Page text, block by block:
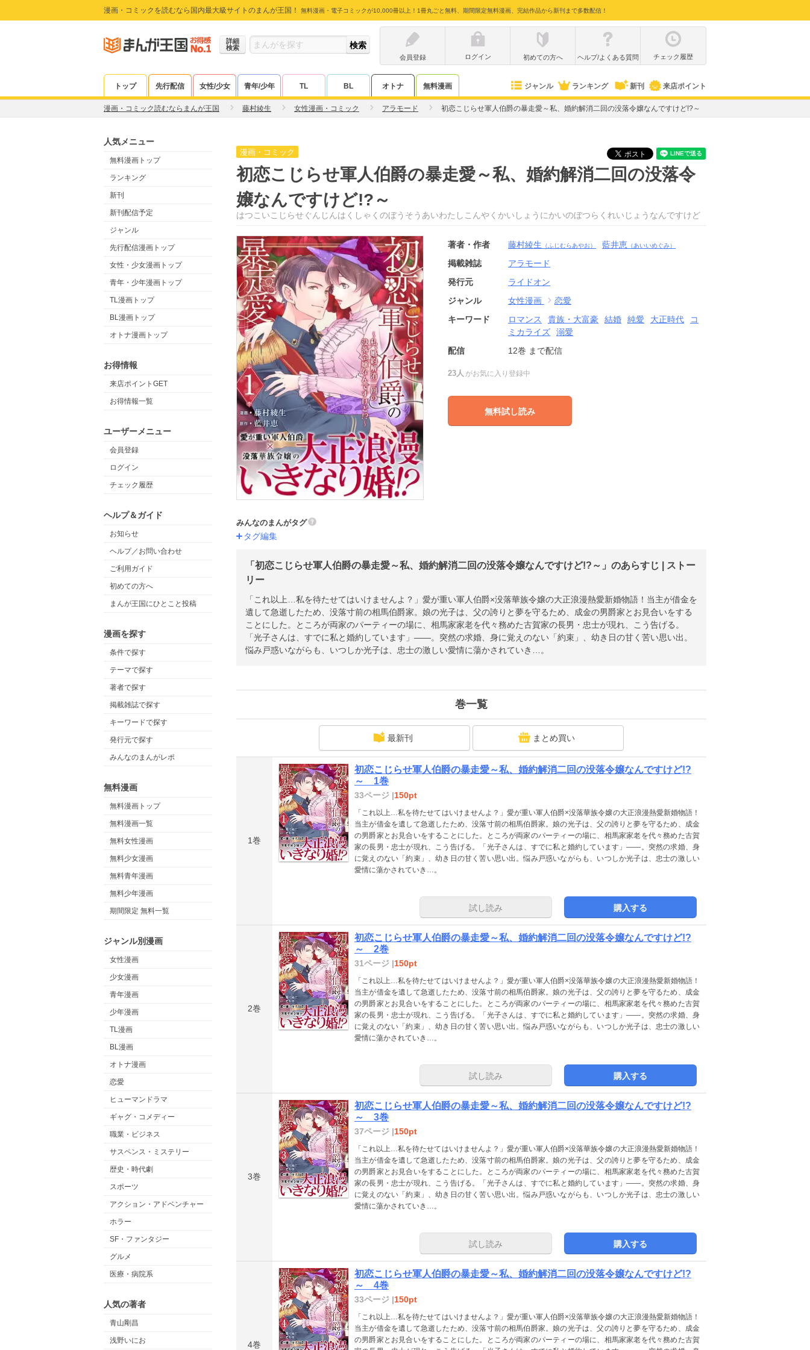
漫画・コミックを読むなら国内最大級サイトのまんが王国！ 無料漫画・電子コミックが10,000冊以上！1冊丸ごと無料、期間限定無料漫画、完結作品から新刊まで多数配信！
詳細
検索
会員登録
ログイン 初めての方へ ヘルプ/よくある質問 チェック履歴
トップ 先行配信 女性/少女 青年/少年 TL BL オトナ 無料漫画 ジャンル ランキング 新刊 来店ポイント
漫画・コミック読むならまんが王国 藤村綾生 女性漫画・コミック アラモード 初恋こじらせ軍人伯爵の暴走愛～私、婚約解消二回の没落令嬢なんですけど!?～
人気メニュー
無料漫画トップ
ランキング
新刊
新刊配信予定
ジャンル
先行配信漫画トップ
女性・少女漫画トップ
青年・少年漫画トップ
TL漫画トップ
BL漫画トップ
オトナ漫画トップ
お得情報
来店ポイントGET
お得情報一覧
ユーザーメニュー
会員登録
ログイン
チェック履歴
ヘルプ＆ガイド
お知らせ
ヘルプ／お問い合わせ
ご利用ガイド
初めての方へ
まんが王国にひとこと投稿
漫画を探す
条件で探す
テーマで探す
著者で探す
掲載雑誌で探す
キーワードで探す
発行元で探す
みんなのまんがレポ
無料漫画
無料漫画トップ
無料漫画一覧
無料女性漫画
無料少女漫画
無料青年漫画
無料少年漫画
期間限定 無料一覧
ジャンル別漫画
女性漫画
少女漫画
青年漫画
少年漫画
TL漫画
BL漫画
オトナ漫画
恋愛
ヒューマンドラマ
ギャグ・コメディー
職業・ビジネス
サスペンス・ミステリー
歴史・時代劇
スポーツ
アクション・アドベンチャー
ホラー
SF・ファンタジー
グルメ
医療・病院系
人気の著者
青山剛昌
浅野いにお
漫画・コミック
初恋こじらせ軍人伯爵の暴走愛～私、婚約解消二回の没落令
嬢なんですけど!?～
はつこいこじらせぐんじんはくしゃくのぼうそうあいわたしこんやくかいしょうにかいのぼつらくれいじょうなんですけど
著者・作者 藤村綾生 （ふじむらあやお） 藍井恵 （あいいめぐみ）
掲載雑誌
アラモード
発行元
ライドオン
ジャンル
女性漫画
恋愛
キーワード
ロマンス 貴族・大富豪 結婚 純愛 大正時代
コ
ミカライズ
溺愛
配信
12巻 まで配信
23人 がお気に入り登録中
無料試し読み
みんなのまんがタグ
タグ編集
「初恋こじらせ軍人伯爵の暴走愛～私、婚約解消二回の没落令嬢なんですけど!?～」のあらすじ | ストー
リー
「これ以上…私を待たせてはいけませんよ？」愛が重い軍人伯爵×没落華族令嬢の大正浪漫熱愛新婚物語！当主が借金を
遺して急逝したため、没落寸前の相馬伯爵家。娘の光子は、父の誇りと夢を守るため、成金の男爵家とお見合いをする
ことにした。ところが両家のパーティーの場に、相馬家家老を代々務めた古賀家の長男・忠士が現れ、こう告げる。
「光子さんは、すでに私と婚約しています」――。突然の求婚、身に覚えのない「約束」、幼き日の甘く苦い思い出。
悩み戸惑いながらも、いつしか光子は、忠士の激しい愛情に蕩かされていき…。
巻一覧
最新刊 まとめ買い
1巻
初恋こじらせ軍人伯爵の暴走愛～私、婚約解消二回の没落令嬢なんですけど!?
～ 1巻
33ページ |150pt
「これ以上…私を待たせてはいけませんよ？」愛が重い軍人伯爵×没落華族令嬢の大正浪漫熱愛新婚物語！
当主が借金を遺して急逝したため、没落寸前の相馬伯爵家。娘の光子は、父の誇りと夢を守るため、成金
の男爵家とお見合いをすることにした。ところが両家のパーティーの場に、相馬家家老を代々務めた古賀
家の長男・忠士が現れ、こう告げる。「光子さんは、すでに私と婚約しています」――。突然の求婚、身
に覚えのない「約束」、幼き日の甘く苦い思い出。悩み戸惑いながらも、いつしか光子は、忠士の激しい
愛情に蕩かされていき…。
試し読み 購入する
2巻
初恋こじらせ軍人伯爵の暴走愛～私、婚約解消二回の没落令嬢なんですけど!?
～ 2巻
31ページ |150pt
「これ以上…私を待たせてはいけませんよ？」愛が重い軍人伯爵×没落華族令嬢の大正浪漫熱愛新婚物語！
当主が借金を遺して急逝したため、没落寸前の相馬伯爵家。娘の光子は、父の誇りと夢を守るため、成金
の男爵家とお見合いをすることにした。ところが両家のパーティーの場に、相馬家家老を代々務めた古賀
家の長男・忠士が現れ、こう告げる。「光子さんは、すでに私と婚約しています」――。突然の求婚、身
に覚えのない「約束」、幼き日の甘く苦い思い出。悩み戸惑いながらも、いつしか光子は、忠士の激しい
愛情に蕩かされていき…。
試し読み 購入する
3巻
初恋こじらせ軍人伯爵の暴走愛～私、婚約解消二回の没落令嬢なんですけど!?
～ 3巻
37ページ |150pt
「これ以上…私を待たせてはいけませんよ？」愛が重い軍人伯爵×没落華族令嬢の大正浪漫熱愛新婚物語！
当主が借金を遺して急逝したため、没落寸前の相馬伯爵家。娘の光子は、父の誇りと夢を守るため、成金
の男爵家とお見合いをすることにした。ところが両家のパーティーの場に、相馬家家老を代々務めた古賀
家の長男・忠士が現れ、こう告げる。「光子さんは、すでに私と婚約しています」――。突然の求婚、身
に覚えのない「約束」、幼き日の甘く苦い思い出。悩み戸惑いながらも、いつしか光子は、忠士の激しい
愛情に蕩かされていき…。
試し読み 購入する
4巻
初恋こじらせ軍人伯爵の暴走愛～私、婚約解消二回の没落令嬢なんですけど!?
～ 4巻
33ページ |150pt
「これ以上…私を待たせてはいけませんよ？」愛が重い軍人伯爵×没落華族令嬢の大正浪漫熱愛新婚物語！
当主が借金を遺して急逝したため、没落寸前の相馬伯爵家。娘の光子は、父の誇りと夢を守るため、成金
の男爵家とお見合いをすることにした。ところが両家のパーティーの場に、相馬家家老を代々務めた古賀